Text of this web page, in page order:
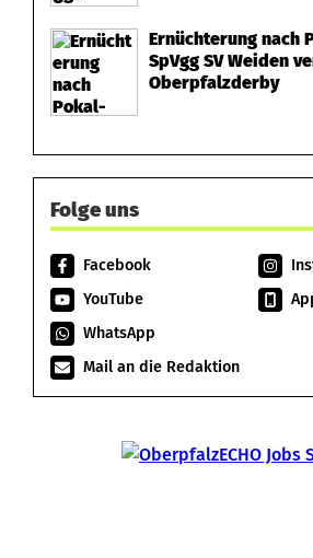
Ernüchterung nach
SpVgg SV Weiden
Oberpfalzderby
Folge uns
Facebook
YouTube
WhatsApp
Mail an die Redaktion